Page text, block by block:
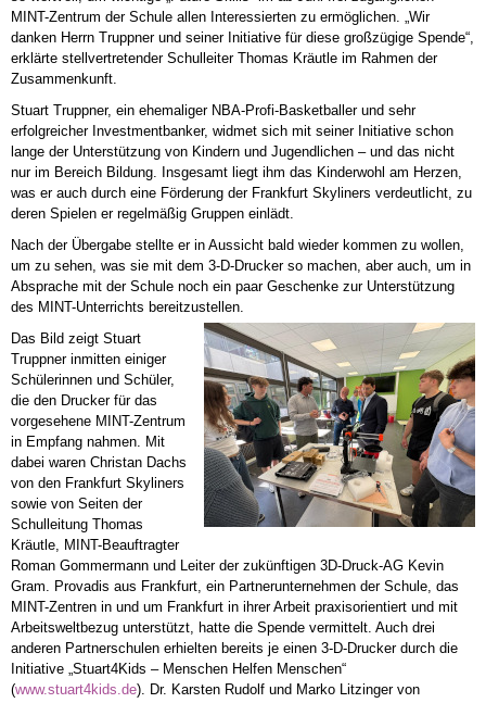
MINT-Zentrum der Schule allen Interessierten zu ermöglichen. „Wir
danken Herrn Truppner und seiner Initiative für diese großzügige Spende“,
erklärte stellvertretender Schulleiter Thomas Kräutle im Rahmen der
Zusammenkunft.
Stuart Truppner, ein ehemaliger NBA-Profi-Basketballer und sehr
erfolgreicher Investmentbanker, widmet sich mit seiner Initiative schon
lange der Unterstützung von Kindern und Jugendlichen – und das nicht
nur im Bereich Bildung. Insgesamt liegt ihm das Kinderwohl am Herzen,
was er auch durch eine Förderung der Frankfurt Skyliners verdeutlicht, zu
deren Spielen er regelmäßig Gruppen einlädt.
Nach der Übergabe stellte er in Aussicht bald wieder kommen zu wollen,
um zu sehen, was sie mit dem 3-D-Drucker so machen, aber auch, um in
Absprache mit der Schule noch ein paar Geschenke zur Unterstützung
des MINT-Unterrichts bereitzustellen.
Das Bild zeigt Stuart
Truppner inmitten einiger
Schülerinnen und Schüler,
die den Drucker für das
vorgesehene MINT-Zentrum
in Empfang nahmen. Mit
dabei waren Christan Dachs
von den Frankfurt Skyliners
sowie von Seiten der
Schulleitung Thomas
Kräutle, MINT-Beauftragter
Roman Gommermann und Leiter der zukünftigen 3D-Druck-AG Kevin
Gram. Provadis aus Frankfurt, ein Partnerunternehmen der Schule, das
MINT-Zentren in und um Frankfurt in ihrer Arbeit praxisorientiert und mit
Arbeitsweltbezug unterstützt, hatte die Spende vermittelt. Auch drei
anderen Partnerschulen erhielten bereits je einen 3-D-Drucker durch die
Initiative „Stuart4Kids – Menschen Helfen Menschen“
(www.stuart4kids.de). Dr. Karsten Rudolf und Marko Litzinger von